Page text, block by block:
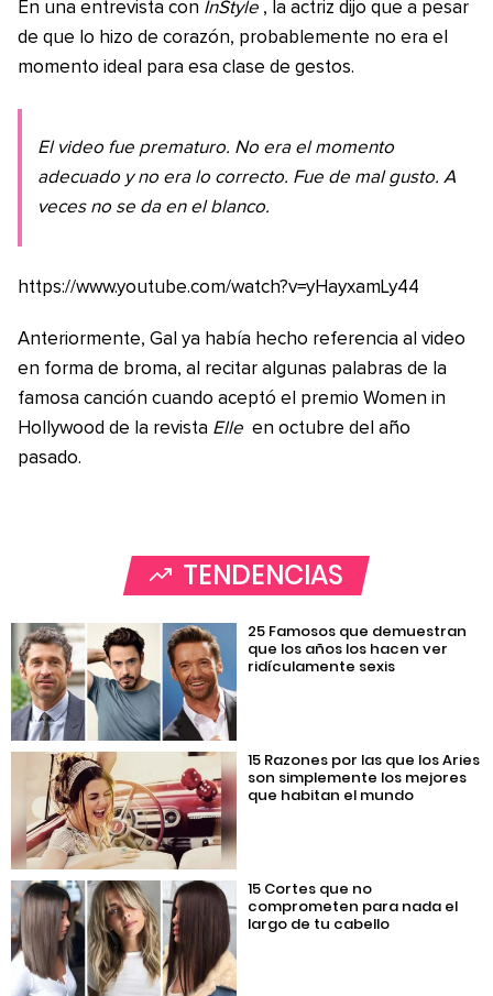
En una entrevista con InStyle , la actriz dijo que a pesar
de que lo hizo de corazón, probablemente no era el
momento ideal para esa clase de gestos.
El video fue prematuro. No era el momento
adecuado y no era lo correcto. Fue de mal gusto. A
veces no se da en el blanco.
https://www.youtube.com/watch?v=yHayxamLy44
Anteriormente, Gal ya había hecho referencia al video
en forma de broma, al recitar algunas palabras de la
famosa canción cuando aceptó el premio Women in
Hollywood de la revista Elle en octubre del año
pasado.
TENDENCIAS
25 Famosos que demuestran
que los años los hacen ver
ridículamente sexis
15 Razones por las que los Aries
son simplemente los mejores
que habitan el mundo
15 Cortes que no
comprometen para nada el
largo de tu cabello